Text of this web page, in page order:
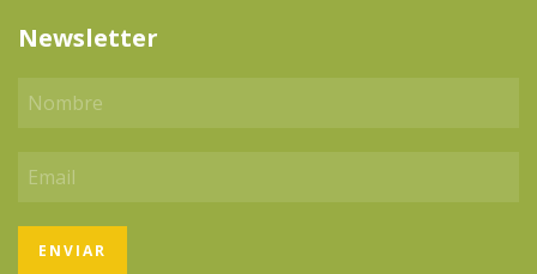
Newsletter